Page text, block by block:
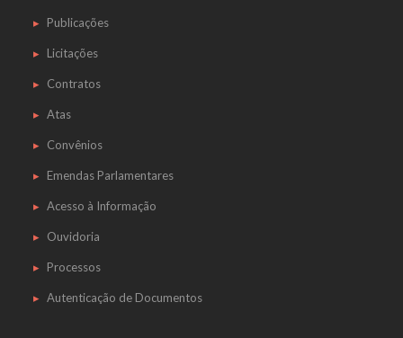
Publicações
Licitações
Contratos
Atas
Convênios
Emendas Parlamentares
Acesso à Informação
Ouvidoria
Processos
Autenticação de Documentos